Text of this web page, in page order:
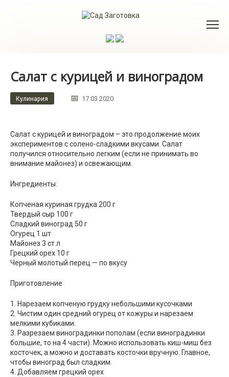
Салат с курицей и виноградом
Кулинария 17.03.2020
Салат с курицей и виноградом – это продолжение моих
экспериментов с солено-сладкими вкусами. Салат
получился относительно легким (если не принимать во
внимание майонез) и освежающим.
Ингредиенты:
Копченая куриная грудка 200 г
Твердый сыр 100 г
Сладкий виноград 50 г
Огурец 1 шт
Майонез 3 ст.л
Грецкий орех 10 г
Черный молотый перец — по вкусу
Приготовление
1. Нарезаем копченую грудку небольшими кусочками
2. Чистим один средний огурец от кожуры и нарезаем
мелкими кубиками.
3. Разрезаем виноградинки пополам (если виноградинки
большие, то на 4 части). Можно использовать киш-миш без
косточек, а можно и доставать косточки вручную. Главное,
чтобы виноград был сладким.
4. Добавляем грецкий орех